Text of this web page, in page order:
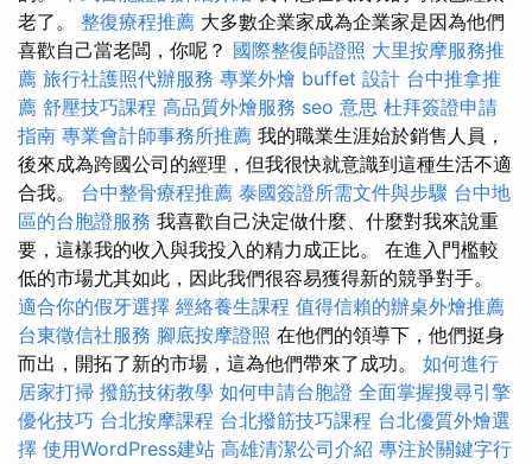
老了。 整復療程推薦 大多數企業家成為企業家是因為他們
喜歡自己當老闆，你呢？ 國際整復師證照 大里按摩服務推
薦 旅行社護照代辦服務 專業外燴 buffet 設計 台中推拿推
薦 舒壓技巧課程 高品質外燴服務 seo 意思 杜拜簽證申請
指南 專業會計師事務所推薦 我的職業生涯始於銷售人員，
後來成為跨國公司的經理，但我很快就意識到這種生活不適
合我。 台中整骨療程推薦 泰國簽證所需文件與步驟 台中地
區的台胞證服務 我喜歡自己決定做什麼、什麼對我來說重
要，這樣我的收入與我投入的精力成正比。 在進入門檻較
低的市場尤其如此，因此我們很容易獲得新的競爭對手。
適合你的假牙選擇 經絡養生課程 值得信賴的辦桌外燴推薦
台東徵信社服務 腳底按摩證照 在他們的領導下，他們挺身
而出，開拓了新的市場，這為他們帶來了成功。 如何進行
居家打掃 撥筋技術教學 如何申請台胞證 全面掌握搜尋引擎
優化技巧 台北按摩課程 台北撥筋技巧課程 台北優質外燴選
擇 使用WordPress建站 高雄清潔公司介紹 專注於關鍵字行